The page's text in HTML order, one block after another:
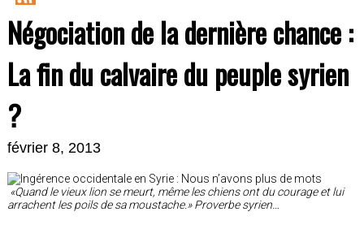
RSS
Feed
Négociation de la dernière chance :
La fin du calvaire du peuple syrien
?
février 8, 2013
«Quand le vieux lion se meurt, même les chiens ont du courage et lui
arrachent les poils de sa moustache.»Proverbe syrien…